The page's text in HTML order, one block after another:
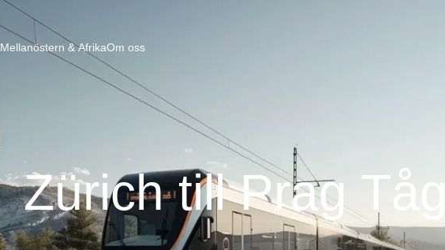
Mellanöstern & AfrikaOm oss
Zürich till Prag Tåg